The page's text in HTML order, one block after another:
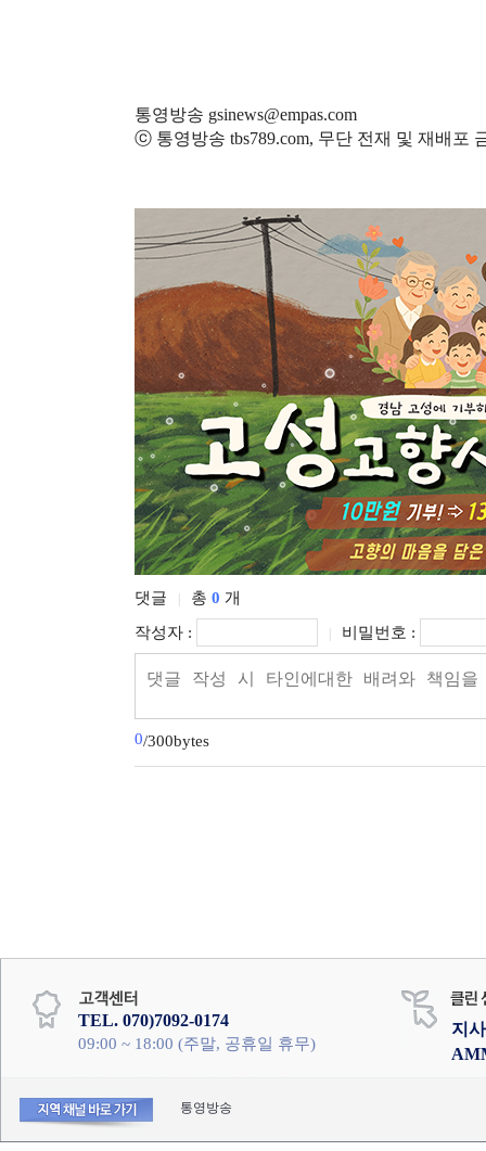
통영방송 gsinews@empas.com
ⓒ 통영방송 tbs789.com, 무단 전재 및 재배포
댓글 총 0 개
작성자 :
비밀번호 :
0/300bytes
TEL. 070)7092-0174
09:00 ~ 18:00 (주말, 공휴일 휴무)
지
통영방송